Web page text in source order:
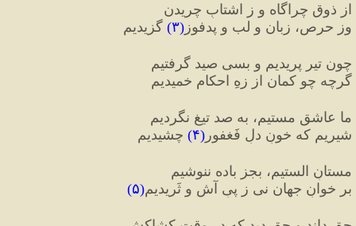
از ذوقِ چراگاه و ز اشتابِ چریدن
وز حرص، زبان و لب و پدفوز (۳) گزیدیم
چون تیر پریدیم و بسی صید گرفتیم
گرچه چو کمان از زهِ احکام خمیدیم
ما عاشقِ مستیم، به صد تیغ نگردیم
شیریم که خونِ دلِ فَغفور (۴) چشیدیم
مستانِ الستیم، بجز باده ننوشیم
بر خوانِ جهان نی ز پیِ آش و ثَریدیم(۵)